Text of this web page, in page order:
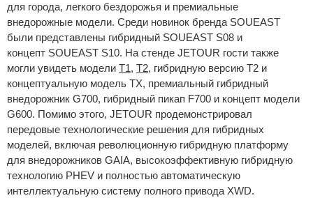
для города, легкого бездорожья и премиальные
внедорожные модели. Среди новинок бренда SOUEAST
были представлены гибридный SOUEAST S08 и
концепт SOUEAST S10. На стенде JETOUR гости также
могли увидеть модели T1, T2, гибридную версию T2 и
концептуальную модель TX, премиальный гибридный
внедорожник G700, гибридный пикап F700 и концепт модели
G600. Помимо этого, JETOUR продемонстрировал
передовые технологические решения для гибридных
моделей, включая революционную гибридную платформу
для внедорожников GAIA, высокоэффективную гибридную
технологию PHEV и полностью автоматическую
интеллектуальную систему полного привода XWD.